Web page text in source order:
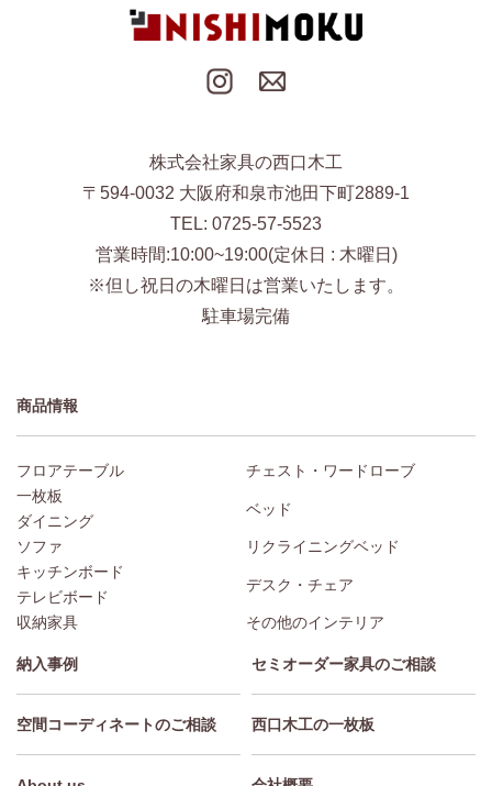
株式会社家具の西口木工
〒594-0032 大阪府和泉市池田下町2889-1
TEL: 0725-57-5523
営業時間:10:00~19:00(定休日 : 木曜日)
※但し祝日の木曜日は営業いたします。
駐車場完備
商品情報
フロアテーブル
一枚板
ダイニング
ソファ
キッチンボード
テレビボード
収納家具
チェスト・ワードローブ
ベッド
リクライニングベッド
デスク・チェア
その他のインテリア
納入事例 セミオーダー家具のご相談
空間コーディネートのご相談 西口木工の一枚板